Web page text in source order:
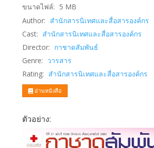
ขนาดไฟล์: 5 MB
Author: สำนักสารนิเทศและสื่อสารองค์กร
Cast: สำนักสารนิเทศและสื่อสารองค์กร
Director: กาชาดสัมพันธ์
Genre: วารสาร
Rating: สำนักสารนิเทศและสื่อสารองค์กร
อ่านหนังสือ
ตัวอย่าง: